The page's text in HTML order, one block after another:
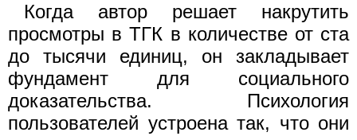
Когда автор решает накрутить
просмотры в ТГК в количестве от ста
до тысячи единиц, он закладывает
фундамент для социального
доказательства. Психология
пользователей устроена так, что они